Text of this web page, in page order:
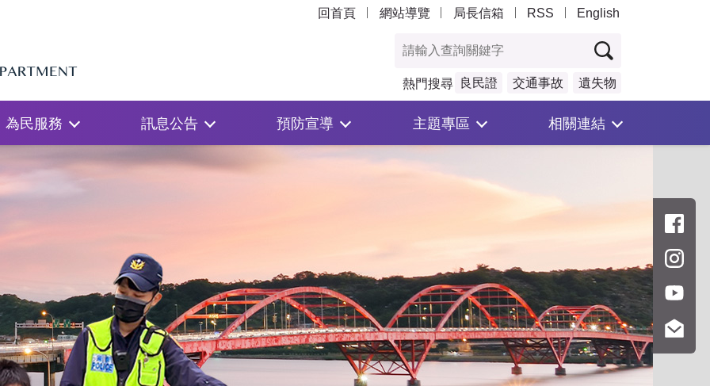
回首頁 網站導覽 局長信箱 RSS English
熱門搜尋 良民證 交通事故 遺失物
為民服務 訊息公告 預防宣導 主題專區 相關連結